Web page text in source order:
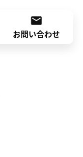
お問い合わせ